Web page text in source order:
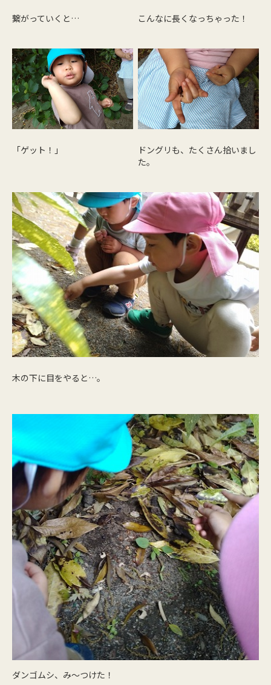
繋がっていくと… こんなに長くなっちゃった！
「ゲット！」
ドングリも、たくさん拾いまし
た。
木の下に目をやると…。
ダンゴムシ、み～つけた！